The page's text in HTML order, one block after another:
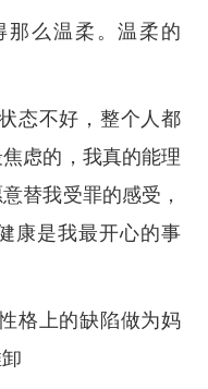
那么温柔。温柔的
态不好，整个人都
虑的，我真的能理
替我受罪的感受，
康是我最开心的事
格上的缺陷做为妈